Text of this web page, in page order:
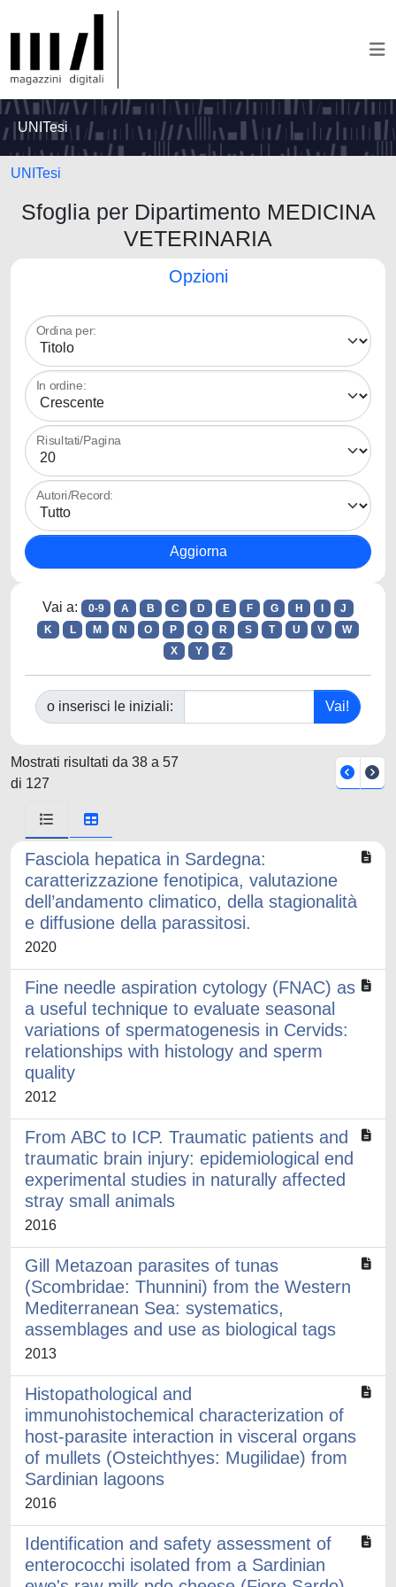
UNITesi
UNITesi
Sfoglia per Dipartimento MEDICINA
VETERINARIA
Opzioni
Ordina per:
In ordine:
Risultati/Pagina
Autori/Record:
Vai a: 0-9 A B C D E F G H
J
K
L M N O P Q R S T U V
W
X
Y Z
o inserisci le iniziali:
Mostrati risultati da 38 a 57
di 127
Fasciola hepatica in Sardegna:
caratterizzazione fenotipica, valutazione
dell’andamento climatico, della stagionalità
e diffusione della parassitosi.
2020
Fine needle aspiration cytology (FNAC) as
a useful technique to evaluate seasonal
variations of spermatogenesis in Cervids:
relationships with histology and sperm
quality
2012
From ABC to ICP. Traumatic patients and
traumatic brain injury: epidemiological end
experimental studies in naturally affected
stray small animals
2016
Gill Metazoan parasites of tunas
(Scombridae: Thunnini) from the Western
Mediterranean Sea: systematics,
assemblages and use as biological tags
2013
Histopathological and
immunohistochemical characterization of
host-parasite interaction in visceral organs
of mullets (Osteichthyes: Mugilidae) from
Sardinian lagoons
2016
Identification and safety assessment of
enterococchi isolated from a Sardinian